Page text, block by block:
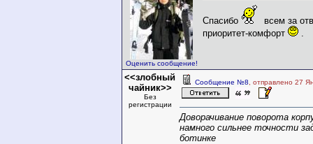
Оценить сообщение!
Спасибо
всем за
приоритет-комфорт
.
<<злобный
чайник>>
Без
регистрации
Сообщение №8 , отправлено 27
Доворачивание поворота
намного сильнее точности
ботинке